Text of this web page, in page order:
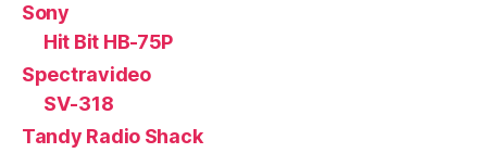
Sony
Hit Bit HB-75P
Spectravideo
SV-318
Tandy Radio Shack